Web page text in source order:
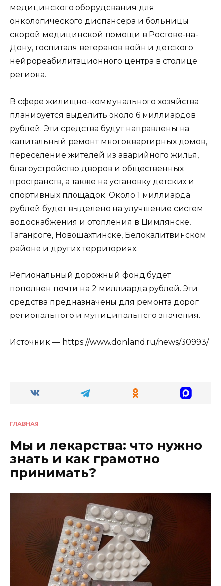
медицинского оборудования для
онкологического диспансера и больницы
скорой медицинской помощи в Ростове-на-
Дону, госпиталя ветеранов войн и детского
нейрореабилитационного центра в столице
региона.
В сфере жилищно-коммунального хозяйства
планируется выделить около 6 миллиардов
рублей. Эти средства будут направлены на
капитальный ремонт многоквартирных домов,
переселение жителей из аварийного жилья,
благоустройство дворов и общественных
пространств, а также на установку детских и
спортивных площадок. Около 1 миллиарда
рублей будет выделено на улучшение систем
водоснабжения и отопления в Цимлянске,
Таганроге, Новошахтинске, Белокалитвинском
районе и других территориях.
Региональный дорожный фонд будет
пополнен почти на 2 миллиарда рублей. Эти
средства предназначены для ремонта дорог
регионального и муниципального значения.
Источник — https://www.donland.ru/news/30993/
ГЛАВНАЯ
Мы и лекарства: что нужно
знать и как грамотно
принимать?